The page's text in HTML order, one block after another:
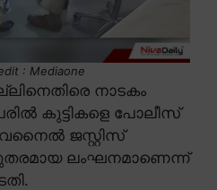
: Mediaone
നാടകം
കുട്ടികളെ പോലീസ്
ജസ്റ്റിസ്
ലംഘനമാണെന്ന്